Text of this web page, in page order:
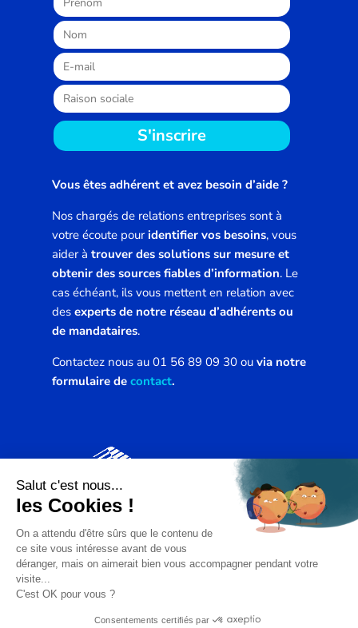
S'inscrire
Vous êtes adhérent et avez besoin d’aide ?
Nos chargés de relations entreprises sont à
votre écoute pouridentifier vos besoins, vous
aider à trouver des solutions sur mesure et
obtenir des sources fiables d’information. Le
cas échéant, ils vous mettent en relation avec
des experts de notre réseau d’adhérents ou
de mandataires.
Contactez nous au 01 56 89 09 30 ou via notre
formulaire de contact.